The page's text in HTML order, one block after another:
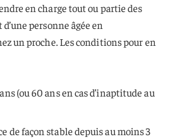
en charge tout ou partie des
personne âgée en
un proche. Les conditions pour en
(ou 60 ans en cas d’inaptitude au
de façon stable depuis au moins 3